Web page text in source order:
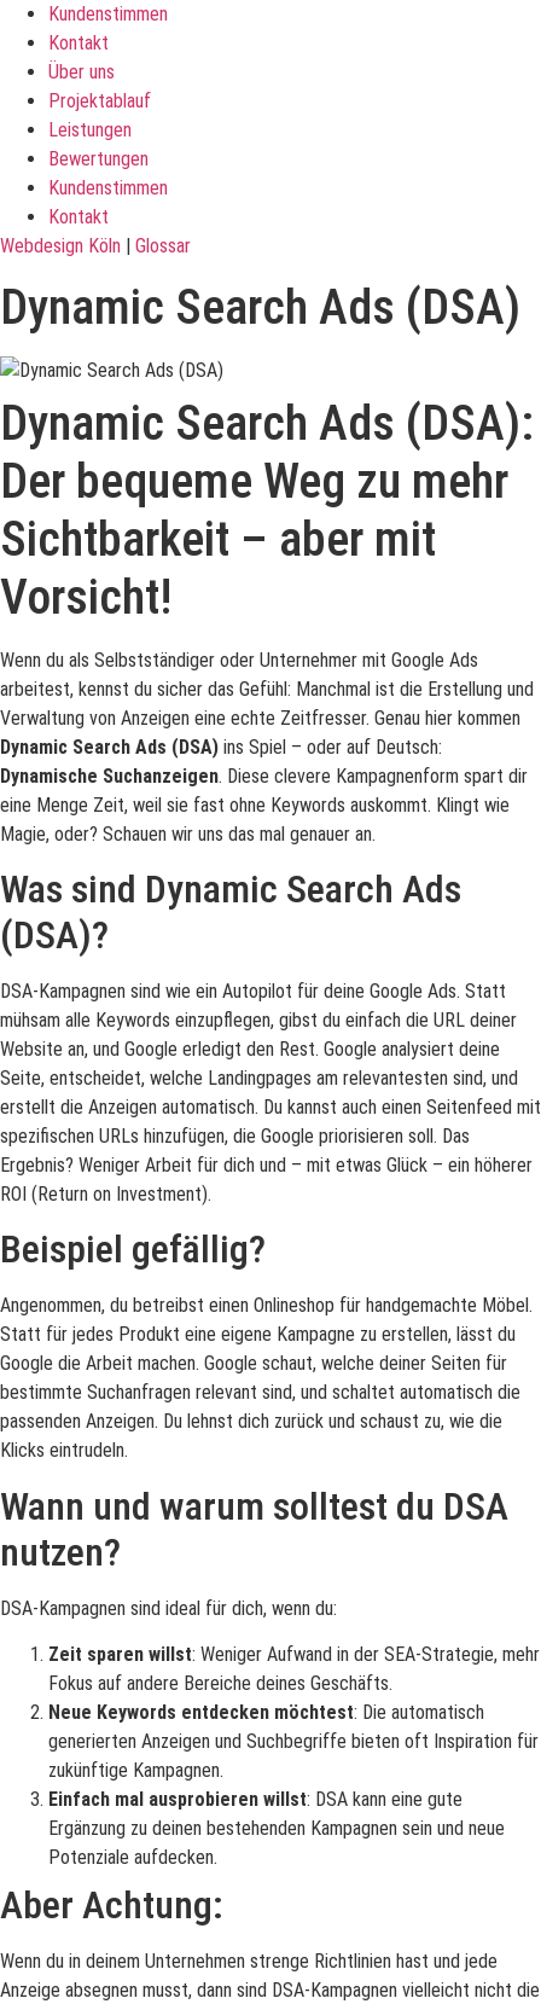
Kundenstimmen
Kontakt
Über uns
Projektablauf
Leistungen
Bewertungen
Kundenstimmen
Kontakt
Webdesign Köln
Glossar
Dynamic Search Ads (DSA)
Dynamic Search Ads (DSA):
Der bequeme Weg zu mehr
Sichtbarkeit – aber mit
Vorsicht!
Wenn du als Selbstständiger oder Unternehmer mit Google Ads
arbeitest, kennst du sicher das Gefühl: Manchmal ist die Erstellung und
Verwaltung von Anzeigen eine echte Zeitfresser. Genau hier kommen
Dynamic Search Ads (DSA) ins Spiel – oder auf Deutsch:
Dynamische Suchanzeigen. Diese clevere Kampagnenform spart dir
eine Menge Zeit, weil sie fast ohne Keywords auskommt. Klingt wie
Magie, oder? Schauen wir uns das mal genauer an.
Was sind Dynamic Search Ads
(DSA)?
DSA-Kampagnen sind wie ein Autopilot für deine Google Ads. Statt
mühsam alle Keywords einzupflegen, gibst du einfach die URL deiner
Website an, und Google erledigt den Rest. Google analysiert deine
Seite, entscheidet, welche Landingpages am relevantesten sind, und
erstellt die Anzeigen automatisch. Du kannst auch einen Seitenfeed mit
spezifischen URLs hinzufügen, die Google priorisieren soll. Das
Ergebnis? Weniger Arbeit für dich und – mit etwas Glück – ein höherer
ROI (Return on Investment).
Beispiel gefällig?
Angenommen, du betreibst einen Onlineshop für handgemachte Möbel.
Statt für jedes Produkt eine eigene Kampagne zu erstellen, lässt du
Google die Arbeit machen. Google schaut, welche deiner Seiten für
bestimmte Suchanfragen relevant sind, und schaltet automatisch die
passenden Anzeigen. Du lehnst dich zurück und schaust zu, wie die
Klicks eintrudeln.
Wann und warum solltest du DSA
nutzen?
DSA-Kampagnen sind ideal für dich, wenn du:
Zeit sparen willst: Weniger Aufwand in der SEA-Strategie, mehr
Fokus auf andere Bereiche deines Geschäfts.
Neue Keywords entdecken möchtest: Die automatisch
generierten Anzeigen und Suchbegriffe bieten oft Inspiration für
zukünftige Kampagnen.
Einfach mal ausprobieren willst: DSA kann eine gute
Ergänzung zu deinen bestehenden Kampagnen sein und neue
Potenziale aufdecken.
Aber Achtung:
Wenn du in deinem Unternehmen strenge Richtlinien hast und jede
Anzeige absegnen musst, dann sind DSA-Kampagnen vielleicht nicht die